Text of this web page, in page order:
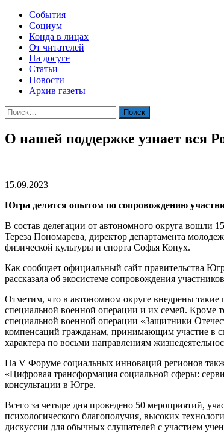
События
Социум
Конда в лицах
От читателей
На досуге
Статьи
Новости
Архив газеты
Найти:
О нашей поддержке узнает вся
15.09.2023
Югра делится опытом по сопровождению
В состав делегации от автономного округа вошли
Тереза Пономарева, директор департамента
физической культуры и спорта Софья Конух.
Как сообщает официальный сайт правительства
рассказала об экосистеме сопровождения
Отметим, что в автономном округе внедрены
специальной военной операции и их семей. Кроме
специальной военной операции «Защитники
компенсаций гражданам, принимающим участие в
характера по восьми направлениям
На V Форуме социальных инноваций регионов
«Цифровая трансформация социальной сферы:
консультации в Югре.
Всего за четыре дня проведено 50 мероприятий,
психологического благополучия, высоких
дискуссии для обычных слушателей с участием